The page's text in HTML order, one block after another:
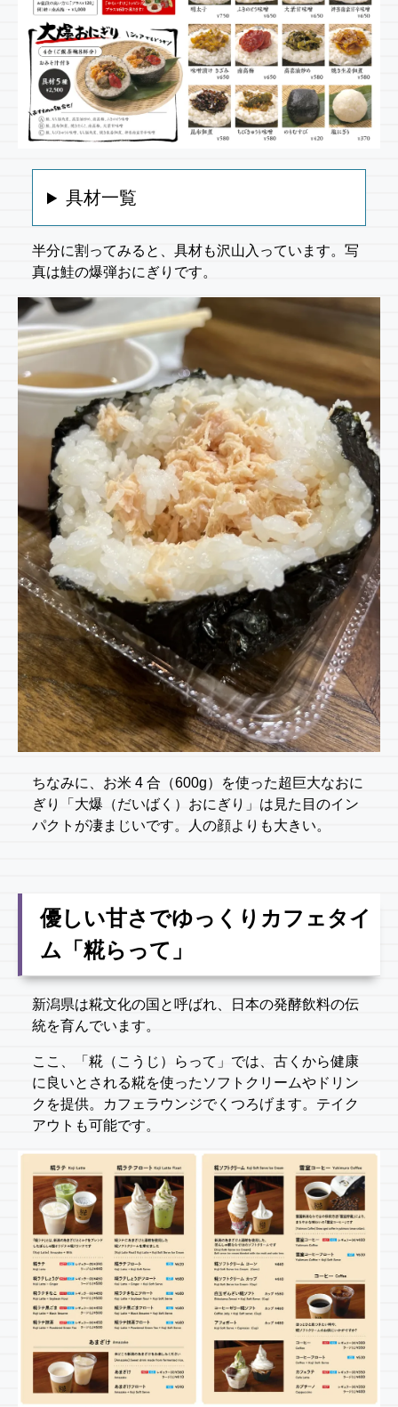
具材一覧
半分に割ってみると、具材も沢山入っています。写
真は鮭の爆弾おにぎりです。
ちなみに、お米 4 合（600g）を使った超巨大なおに
ぎり「大爆（だいばく）おにぎり」は見た目のイン
パクトが凄まじいです。人の顔よりも大きい。
優しい甘さでゆっくりカフェタイ
ム「糀らって」
新潟県は糀文化の国と呼ばれ、日本の発酵飲料の伝
統を育んでいます。
ここ、「糀（こうじ）らって」では、古くから健康
に良いとされる糀を使ったソフトクリームやドリン
クを提供。カフェラウンジでくつろげます。テイク
アウトも可能です。